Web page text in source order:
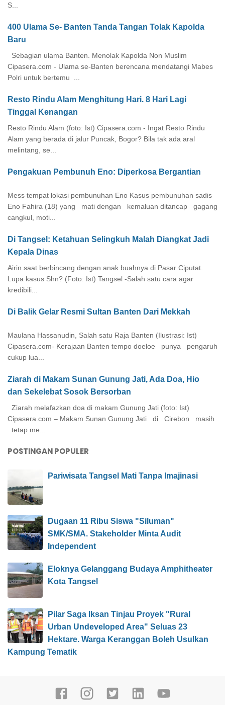
S...
400 Ulama Se- Banten Tanda Tangan Tolak Kapolda
Baru
Sebagian ulama Banten. Menolak Kapolda Non Muslim
Cipasera.com - Ulama se-Banten berencana mendatangi Mabes
Polri untuk bertemu ...
Resto Rindu Alam Menghitung Hari. 8 Hari Lagi
Tinggal Kenangan
Resto Rindu Alam (foto: Ist) Cipasera.com - Ingat Resto Rindu
Alam yang berada di jalur Puncak, Bogor? Bila tak ada aral
melintang, se...
Pengakuan Pembunuh Eno: Diperkosa Bergantian
Mess tempat lokasi pembunuhan Eno Kasus pembunuhan sadis
Eno Fahira (18) yang mati dengan kemaluan ditancap gagang
cangkul, moti...
Di Tangsel: Ketahuan Selingkuh Malah Diangkat Jadi
Kepala Dinas
Airin saat berbincang dengan anak buahnya di Pasar Ciputat.
Lupa kasus Shn? (Foto: Ist) Tangsel -Salah satu cara agar
kredibili...
Di Balik Gelar Resmi Sultan Banten Dari Mekkah
Maulana Hassanudin, Salah satu Raja Banten (Ilustrasi: Ist)
Cipasera.com- Kerajaan Banten tempo doeloe punya pengaruh
cukup lua...
Ziarah di Makam Sunan Gunung Jati, Ada Doa, Hio
dan Sekelebat Sosok Bersorban
Ziarah melafazkan doa di makam Gunung Jati (foto: Ist)
Cipasera.com – Makam Sunan Gunung Jati di Cirebon masih
tetap me...
POSTINGAN POPULER
Pariwisata Tangsel Mati Tanpa Imajinasi
Dugaan 11 Ribu Siswa "Siluman"
SMK/SMA. Stakeholder Minta Audit
Independent
Eloknya Gelanggang Budaya Amphitheater
Kota Tangsel
Pilar Saga Iksan Tinjau Proyek "Rural
Urban Undeveloped Area" Seluas 23
Hektare. Warga Keranggan Boleh Usulkan
Kampung Tematik